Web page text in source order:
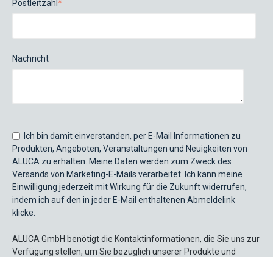
Postleitzahl *
Nachricht
Ich bin damit einverstanden, per E-Mail Informationen zu
Produkten, Angeboten, Veranstaltungen und Neuigkeiten von
ALUCA zu erhalten. Meine Daten werden zum Zweck des
Versands von Marketing-E-Mails verarbeitet. Ich kann meine
Einwilligung jederzeit mit Wirkung für die Zukunft widerrufen,
indem ich auf den in jeder E-Mail enthaltenen Abmeldelink
klicke.
ALUCA GmbH benötigt die Kontaktinformationen, die Sie uns zur
Verfügung stellen, um Sie bezüglich unserer Produkte und